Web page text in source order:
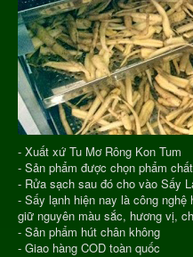
- Xuất xứ Tu Mơ Rông Kon Tum
- Sản phẩm được chọn phẩm
- Rửa sạch sau đó cho vào Sấy
- Sấy lạnh hiện nay là công
giữ nguyên màu sắc, hương vị,
- Sản phẩm hút chân không
- Giao hàng COD toàn quốc